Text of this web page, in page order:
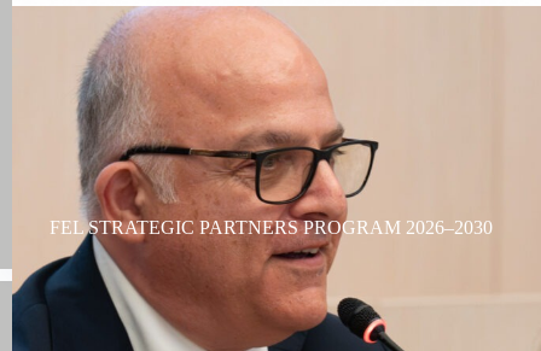
FEL STRATEGIC PARTNERS PROGRAM 2026–2030